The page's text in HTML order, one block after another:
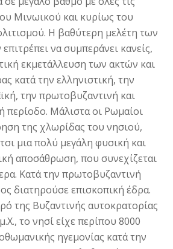
Μινωικού και κυρίως του
Η βαθύτερη μελέτη των
να συμπεράνει κανείς,
εκμετάλλευση των ακτών και
κατά την ελληνιστική, την
την πρωτοβυζαντινή και
περίοδο. Μάλιστα οι Ρωμαίοι
της χλωρίδας του νησιού,
μια πολύ μεγάλη φυσική και
αποσάθρωση, που συνεχίζεται
Κατά την πρωτοβυζαντινή
διατηρούσε επισκοπική έδρα.
της Βυζαντινής αυτοκρατορίας
το νησί είχε περίπου 8000
ηγεμονίας κατά την